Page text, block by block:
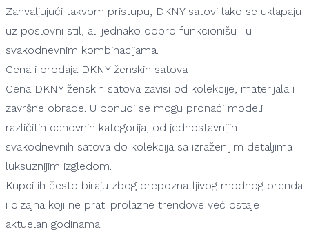
Zahvaljujući takvom pristupu, DKNY satovi lako se uklapaju
uz poslovni stil, ali jednako dobro funkcionišu i u
svakodnevnim kombinacijama.
Cena i prodaja DKNY ženskih satova
Cena DKNY ženskih satova zavisi od kolekcije, materijala i
završne obrade. U ponudi se mogu pronaći modeli
različitih cenovnih kategorija, od jednostavnijih
svakodnevnih satova do kolekcija sa izraženijim detaljima i
luksuznijim izgledom.
Kupci ih često biraju zbog prepoznatljivog modnog brenda
i dizajna koji ne prati prolazne trendove već ostaje
aktuelan godinama.